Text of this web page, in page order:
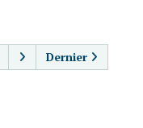
Dernier